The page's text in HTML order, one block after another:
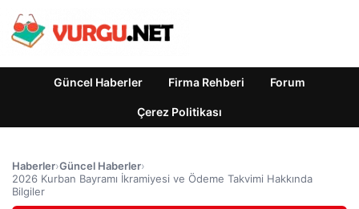
Güncel Haberler Firma Rehberi Forum
Çerez Politikası
Haberler›Güncel Haberler›
2026 Kurban Bayramı İkramiyesi ve Ödeme Takvimi Hakkında
Bilgiler